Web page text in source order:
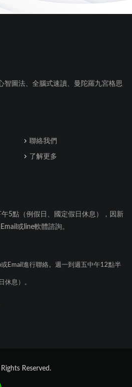
智圖法、全腦式速讀、曼陀羅九宮格思
聯絡我們
了解更多
5點（例假日、國定假日休息），因新
或line軟體諮詢。
Email進行聯絡。週一到週五中午12點半
休息）。
Reserved.